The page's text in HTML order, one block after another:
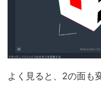
よく見ると、2の面も